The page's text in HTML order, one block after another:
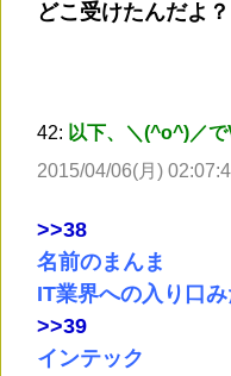
どこ受けたんだよ？
42: 以下、＼(^o^)／
2015/04/06(月)
>>38
名前のまんま
IT業界への入り口み
>>39
インテック